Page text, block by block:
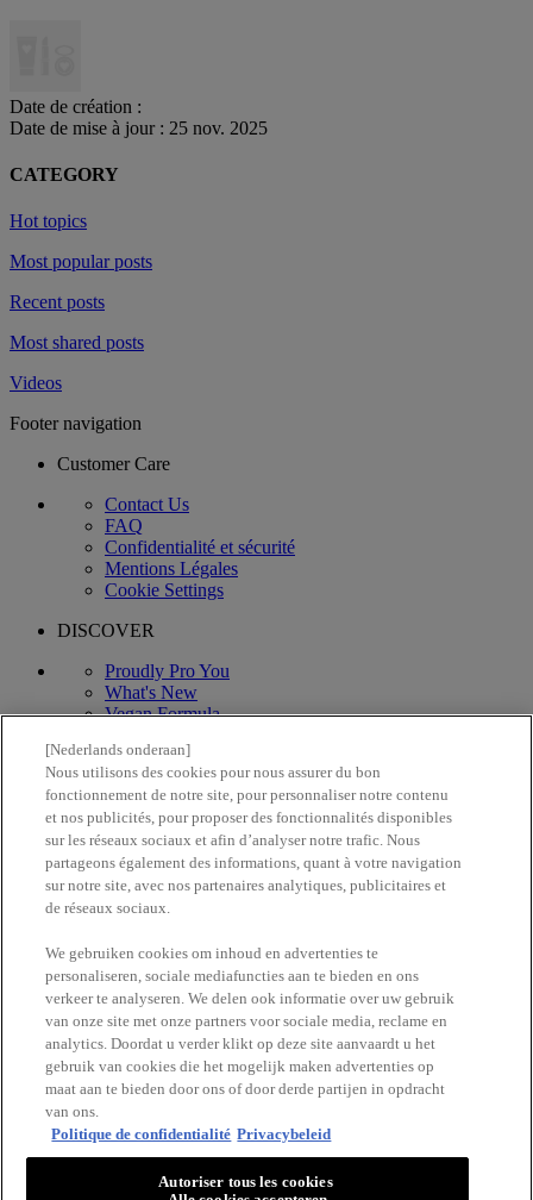
Date de création :
Date de mise à jour : 25 nov. 2025
CATEGORY
Hot topics
Most popular posts
Recent posts
Most shared posts
Videos
Footer navigation
Customer Care
Contact Us
FAQ
Confidentialité et sécurité
Mentions Légales
Cookie Settings
DISCOVER
Proudly Pro You
What's New
Vegan Formula
Fier de nos talents artistiquesl
with lovefrom los angeles
Contact us
Find a store
Follow us
©2024 NYX PROFESSIONAL MAKEUP
Plan du site
Confidentialité et sécurité
Conditions générales d'utilisation
[Nederlands onderaan]
Nous utilisons des cookies pour nous assurer du bon
fonctionnement de notre site, pour personnaliser notre contenu
et nos publicités, pour proposer des fonctionnalités disponibles
sur les réseaux sociaux et afin d’analyser notre trafic. Nous
partageons également des informations, quant à votre navigation
sur notre site, avec nos partenaires analytiques, publicitaires et
de réseaux sociaux.
We gebruiken cookies om inhoud en advertenties te
personaliseren, sociale mediafuncties aan te bieden en ons
verkeer te analyseren. We delen ook informatie over uw gebruik
van onze site met onze partners voor sociale media, reclame en
analytics. Doordat u verder klikt op deze site aanvaardt u het
gebruik van cookies die het mogelijk maken advertenties op
maat aan te bieden door ons of door derde partijen in opdracht
van ons.
Politique de confidentialité Privacybeleid
Autoriser tous les cookies